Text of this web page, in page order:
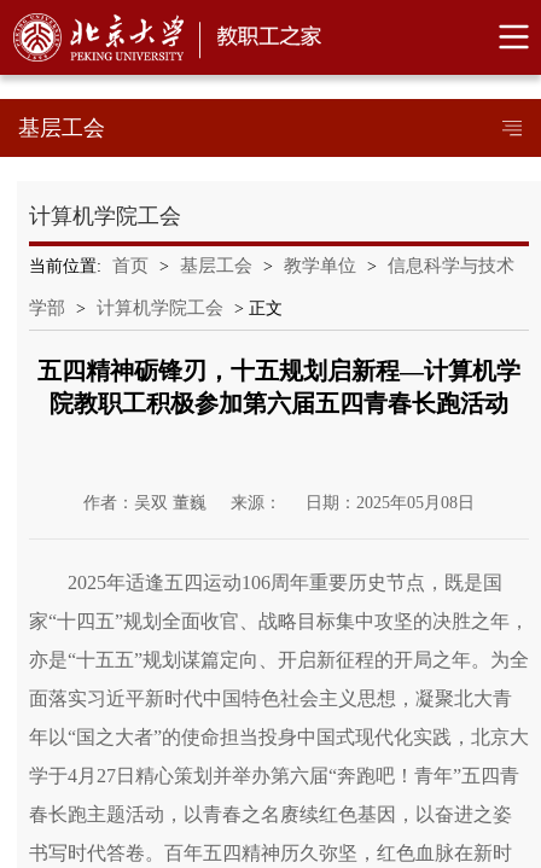
基层工会
计算机学院工会
当前位置: 首页 > 基层工会 > 教学单位 > 信息科学与技术
学部 > 计算机学院工会 > 正文
五四精神砺锋刃，十五规划启新程—计算机学
院教职工积极参加第六届五四青春长跑活动
作者：吴双 董巍 来源： 日期：2025年05月08日
2025年适逢五四运动106周年重要历史节点，既是国
家“十四五”规划全面收官、战略目标集中攻坚的决胜之年，
亦是“十五五”规划谋篇定向、开启新征程的开局之年。为全
面落实习近平新时代中国特色社会主义思想，凝聚北大青
年以“国之大者”的使命担当投身中国式现代化实践，北京大
学于4月27日精心策划并举办第六届“奔跑吧！青年”五四青
春长跑主题活动，以青春之名赓续红色基因，以奋进之姿
书写时代答卷。百年五四精神历久弥坚，红色血脉在新时